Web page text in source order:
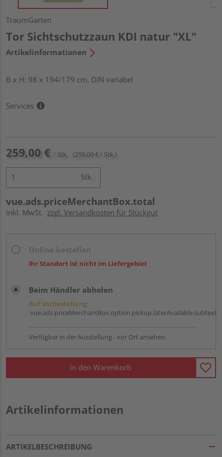
TraumGarten
Tor Sichtschutzzaun KDI natur "XL"
Artikelinformationen
B x H: 98 x 194/179 cm, DIN variabel
Services
259,00 € / Stk. (259,00 € / Stk.)
Stk.
vue.ads.priceMerchantBox.total
inkl. MwSt. zzgl. Versandkosten für Stückgut
Ihr Standort ist nicht im Liefergebiet
Beim Händler abholen
Auf Vorbestellung:
vue.ads.priceMerchantBox.option.pickup.laterAvailable.subtext
Verfügbar in der Ausstellung - vor Ort ansehen.
In den Warenkorb
Artikelinformationen
ARTIKELBESCHREIBUNG